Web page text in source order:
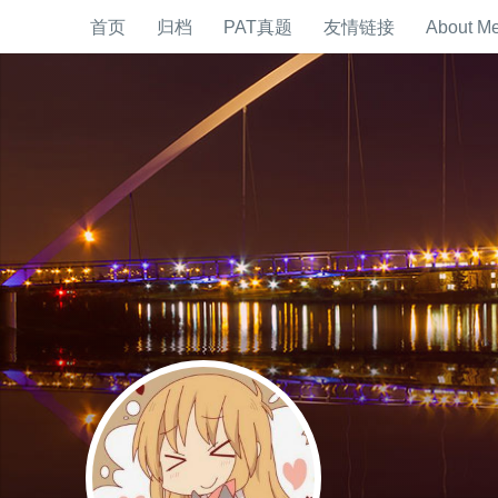
首页 归档 PAT真题 友情链接 About